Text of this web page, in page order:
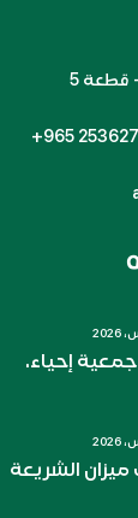
5
+965
إحياء.
ميزان الشريعة